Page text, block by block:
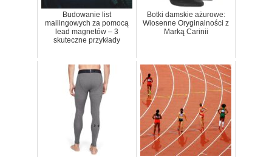
Budowanie list
mailingowych za pomocą
lead magnetów – 3
skuteczne przykłady
Botki damskie ażurowe:
Wiosenne Oryginalności z
Marką Carinii